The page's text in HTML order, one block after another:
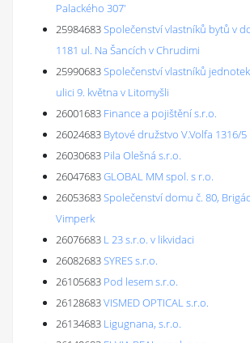
Palackého 307'
25984683Společenství vlastníků bytů v
1181 ul. Na Šancích v Chrudimi
25990683Společenství vlastníků
ulici 9. května v Litomyšli
26001683 Finance a pojištění s.r.o.
26024683 Bytové družstvo V.Volfa 1316/5
26030683 Pila Olešná s.r.o.
26047683GLOBAL MM spol. s r.o.
26053683Společenství domu č. 80,
Vimperk
26076683 L 23 s.r.o. v likvidaci
26082683SYRES s.r.o.
26105683 Pod lesem s.r.o.
26128683VISMED OPTICAL s.r.o.
26134683 Ligugnana, s.r.o.